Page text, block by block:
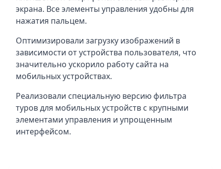
экрана. Все элементы управления удобны для
нажатия пальцем.
Оптимизировали загрузку изображений в
зависимости от устройства пользователя, что
значительно ускорило работу сайта на
мобильных устройствах.
Реализовали специальную версию фильтра
туров для мобильных устройств с крупными
элементами управления и упрощенным
интерфейсом.